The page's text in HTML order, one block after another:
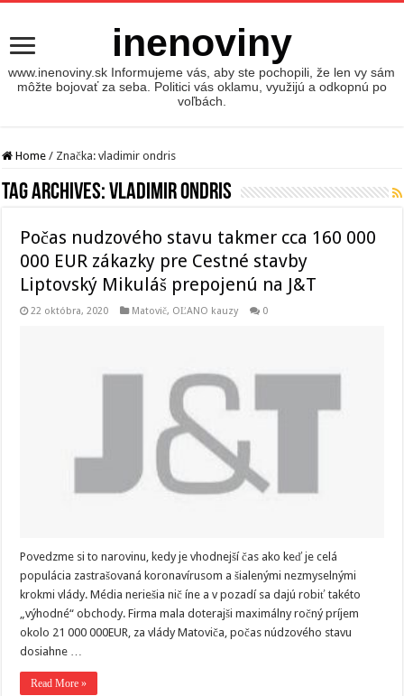
inenoviny
www.inenoviny.sk Informujeme vás, aby ste pochopili, že len vy sám
môžte bojovať za seba. Politici vás oklamu, využijú a odkopnú po
voľbách.
Home / Značka:vladimir ondris
Tag Archives:vladimir ondris
Počas nudzového stavu takmer cca 160 000
000 EUR zákazky pre Cestné stavby
Liptovský Mikuláš prepojenú na J&T
22 októbra, 2020 Matovič, OĽANO kauzy 0
Povedzme si to narovinu, kedy je vhodnejší čas ako keď je celá
populácia zastrašovaná koronavírusom a šialenými nezmyselnými
krokmi vlády. Média neriešia nič íne a v pozadí sa dajú robiť takéto
„výhodné“ obchody. Firma mala doterajši maximálny ročný príjem
okolo 21 000 000EUR, za vlády Matoviča, počas núdzového stavu
dosiahne …
Read More »